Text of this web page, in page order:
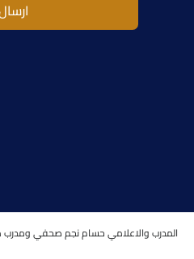
ارسال
المدرب والاعلامي حسام نجم صحفي ومدرب